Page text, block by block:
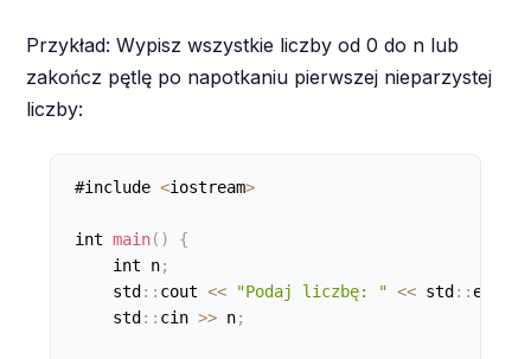
Przykład: Wypisz wszystkie liczby od 0 do n lub
zakończ pętlę po napotkaniu pierwszej nieparzystej
liczby:
#include <iostream>
int main( )
{
    int n
;
    std
: : cout << "Podaj liczbę: " << std : : endl
    std
: : cin >> n;